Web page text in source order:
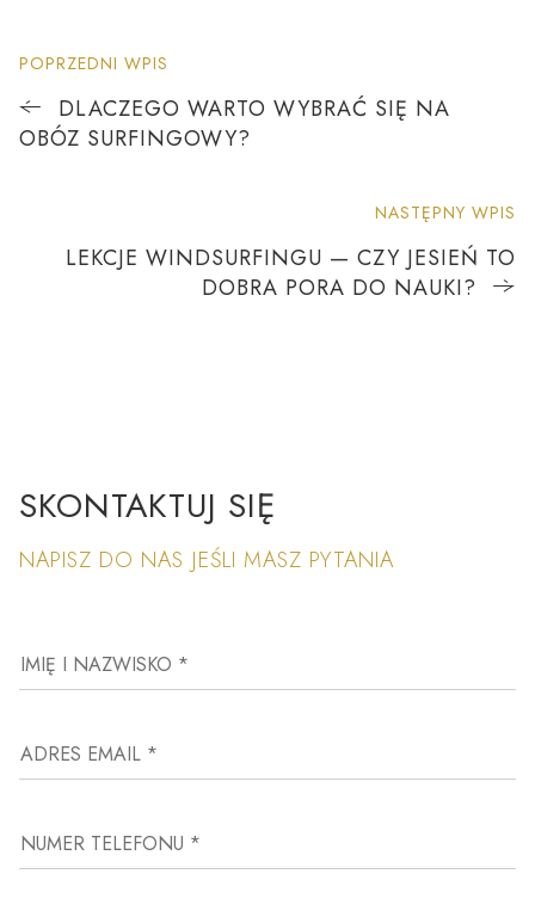
POPRZEDNI WPIS
DLACZEGO WARTO WYBRAĆ SIĘ NA
OBÓZ SURFINGOWY?
NASTĘPNY WPIS
LEKCJE WINDSURFINGU — CZY JESIEŃ TO
DOBRA PORA DO NAUKI?
SKONTAKTUJ SIĘ
NAPISZ DO NAS JEŚLI MASZ PYTANIA
IMIĘ I NAZWISKO *
ADRES EMAIL *
NUMER TELEFONU *